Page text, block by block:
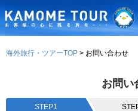
海外旅行・ツアーTOP お問い合わせ
お問い
STEP1